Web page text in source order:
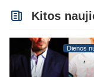
Kitos
Dienos